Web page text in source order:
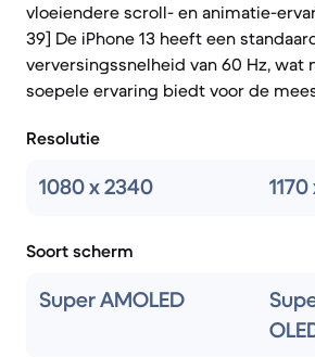
vloeiendere scroll- en animatie-
39] De iPhone 13 heeft een
verversingssnelheid van 60 Hz, wat
soepele ervaring biedt voor de
Resolutie
1080 x 2340
Soort scherm
Super AMOLED